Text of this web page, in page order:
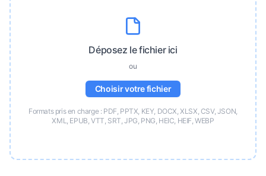
Déposez le fichier ici
ou
Choisir votre fichier
Formats pris en charge : PDF, PPTX, KEY, DOCX, XLSX, CSV, JSON,
XML, EPUB, VTT, SRT, JPG, PNG, HEIC, HEIF, WEBP